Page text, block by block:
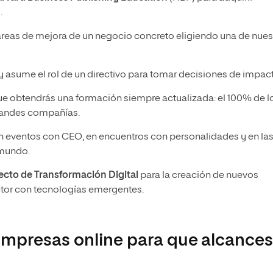
de mejora de un negocio concreto eligiendo una de
asume el rol de un directivo para tomar decisiones de
obtendrás una formación siempre actualizada: el 100% de
compañías.
eventos con CEO, en encuentros con personalidades y en las
de Transformación Digital para la creación de nuevos
con tecnologías emergentes.
online para que alcances